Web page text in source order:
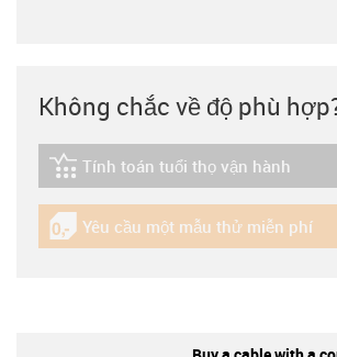
Không chắc về độ phù
igus-icon-lebensdauerrechner
Tính toán tuổi thọ vận hành
igus-icon-gratismuster
Yêu cầu một mẫu thử miễn phí